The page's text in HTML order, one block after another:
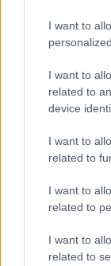
I want to
I want to
related to
device
I want to
related to
I want to
related to
I want to
related to
Elérhetőségek:
autóval és